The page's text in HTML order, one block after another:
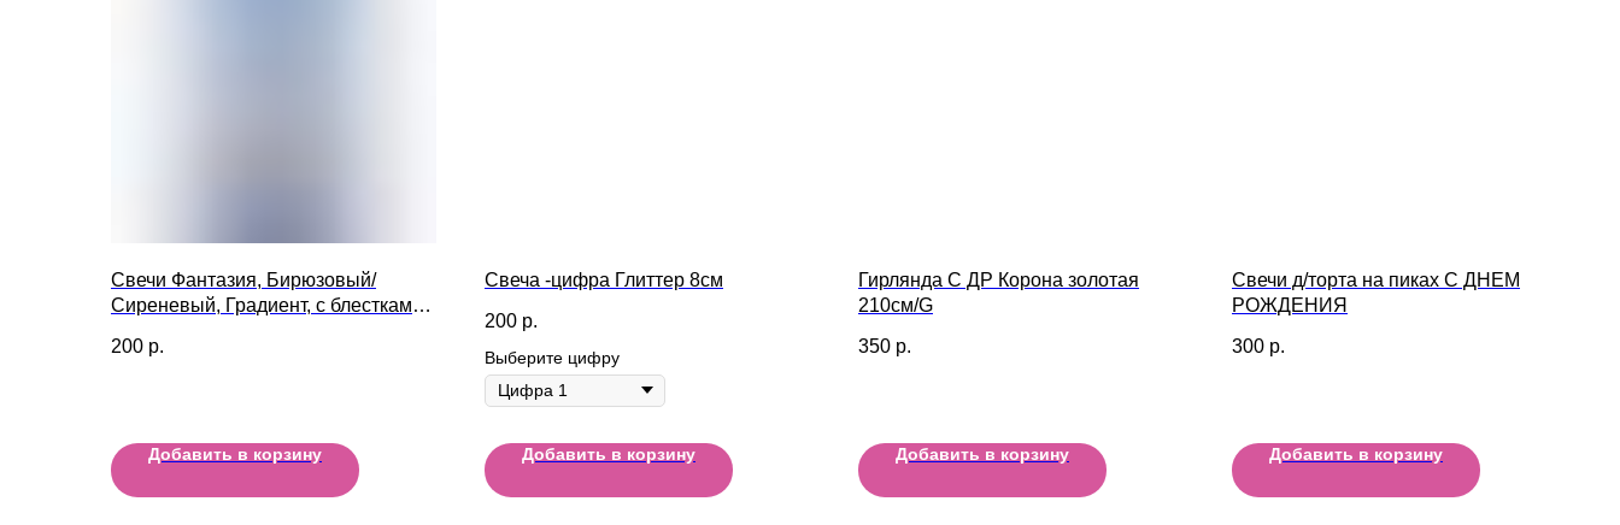
Свечи Фантазия, Бирюзовый/
Сиреневый, Градиент, с блестками,
200 р.
Добавить в корзину
Свеча -цифра Глиттер 8см
200 р.
Выберите цифру
Добавить в корзину
Гирлянда С ДР Корона золотая
210см/G
350 р.
Добавить в корзину
Свечи д/торта на пиках С ДНЕМ
РОЖДЕНИЯ
300 р.
Добавить в корзину